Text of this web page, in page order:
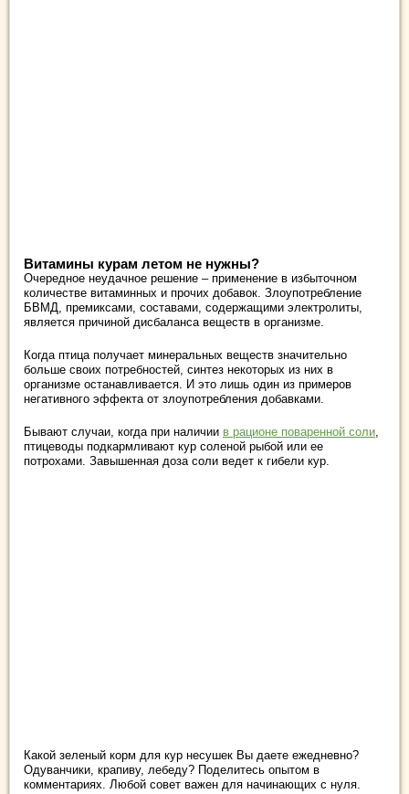
Витамины курам летом не нужны?
Очередное неудачное решение – применение в избыточном
количестве витаминных и прочих добавок. Злоупотребление
БВМД, премиксами, составами, содержащими электролиты,
является причиной дисбаланса веществ в организме.
Когда птица получает минеральных веществ значительно
больше своих потребностей, синтез некоторых из них в
организме останавливается. И это лишь один из примеров
негативного эффекта от злоупотребления добавками.
Бывают случаи, когда при наличии в рационе поваренной соли,
птицеводы подкармливают кур соленой рыбой или ее
потрохами. Завышенная доза соли ведет к гибели кур.
Какой зеленый корм для кур несушек Вы даете ежедневно?
Одуванчики, крапиву, лебеду? Поделитесь опытом в
комментариях. Любой совет важен для начинающих с нуля.